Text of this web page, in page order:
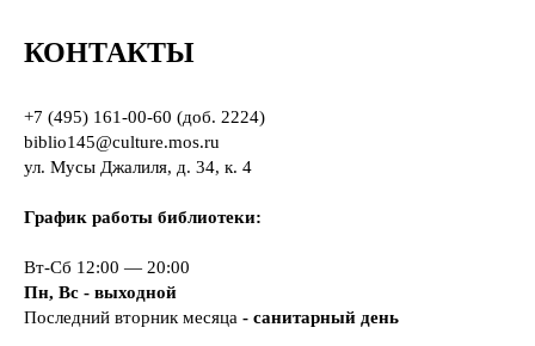
КОНТАКТЫ
+7 (495) 161-00-60 (доб. 2224)
biblio145@culture.mos.ru
ул. Мусы Джалиля, д. 34, к. 4
График работы библиотеки:
Вт-Сб 12:00 — 20:00
Пн, Вс - выходной
Последний вторник месяца - санитарный день